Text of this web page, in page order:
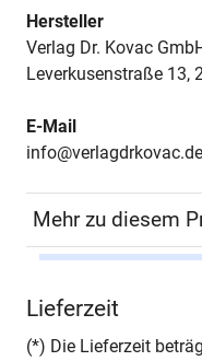
Hersteller
Verlag Dr. Kovac
Leverkusenstraße 13,
E-Mail
info@verlagdrkovac.de
Mehr zu diesem
Seiten
Lieferzeit
(*) Die Lieferzeit